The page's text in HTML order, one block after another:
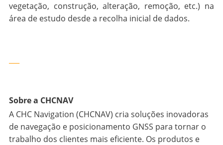
vegetação, construção, alteração, remoção, etc.) na
área de estudo desde a recolha inicial de dados.
Sobre a CHCNAV
A CHC Navigation (CHCNAV) cria soluções inovadoras
de navegação e posicionamento GNSS para tornar o
trabalho dos clientes mais eficiente. Os produtos e